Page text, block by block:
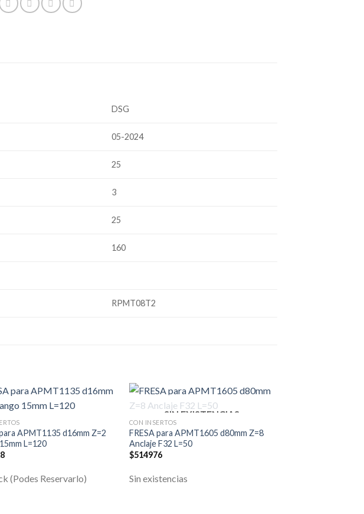
DSG
05-2024
25
3
25
160
RPMT08T2
APMT1135 d16mm Z=2
L=120
(Podes Reservarlo)
SIN EXISTENCIAS
CON INSERTOS
FRESA para APMT1605 d80mm Z=8
Anclaje F32 L=50
$514976
Sin existencias